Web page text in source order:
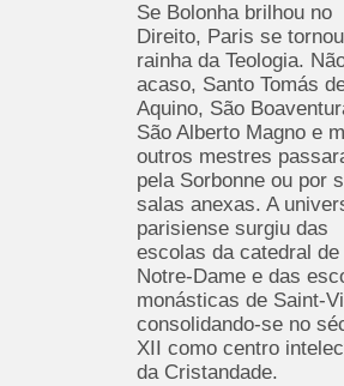
Se Bolonha brilhou no
Direito, Paris se
rainha da Teologia.
acaso, Santo Tomás
Aquino, São
São Alberto Magno e
outros mestres
pela Sorbonne ou por
salas anexas. A
parisiense surgiu das
escolas da catedral de
Notre-Dame e das
monásticas de Saint-
consolidando-se no
XII como centro
da Cristandade.